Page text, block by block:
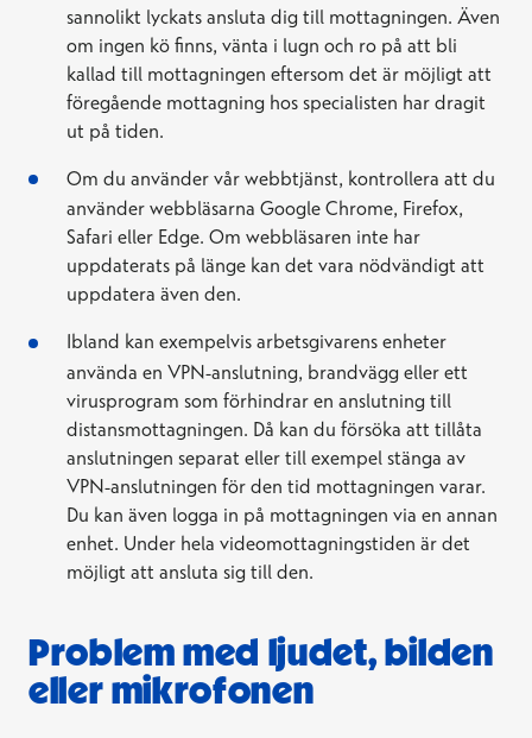
sannolikt lyckats ansluta dig till mottagningen. Även
om ingen kö finns, vänta i lugn och ro på att bli
kallad till mottagningen eftersom det är möjligt att
föregående mottagning hos specialisten har dragit
ut på tiden.
Om du använder vår webbtjänst, kontrollera att du
använder webbläsarna Google Chrome, Firefox,
Safari eller Edge. Om webbläsaren inte har
uppdaterats på länge kan det vara nödvändigt att
uppdatera även den.
Ibland kan exempelvis arbetsgivarens enheter
använda en VPN-anslutning, brandvägg eller ett
virusprogram som förhindrar en anslutning till
distansmottagningen. Då kan du försöka att tillåta
anslutningen separat eller till exempel stänga av
VPN-anslutningen för den tid mottagningen varar.
Du kan även logga in på mottagningen via en annan
enhet. Under hela videomottagningstiden är det
möjligt att ansluta sig till den.
Problem med ljudet, bilden
eller mikrofonen